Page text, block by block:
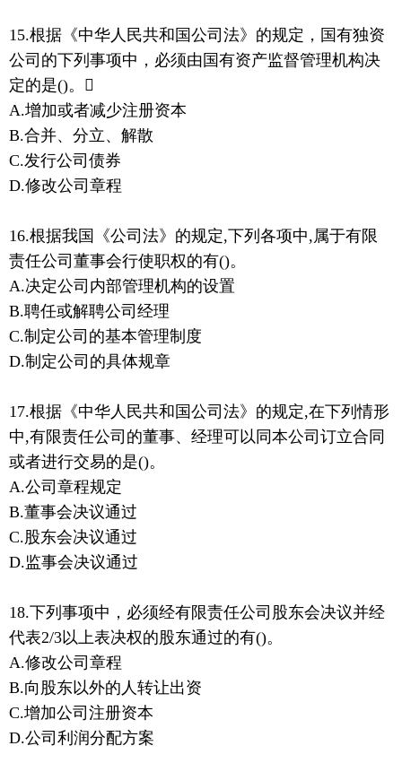
15.根据《中华人民共和国公司法》的规定，国有独资
公司的下列事项中，必须由国有资产监督管理机构决
定的是()。
A.增加或者减少注册资本
B.合并、分立、解散
C.发行公司债券
D.修改公司章程
16.根据我国《公司法》的规定,下列各项中,属于有限
责任公司董事会行使职权的有()。
A.决定公司内部管理机构的设置
B.聘任或解聘公司经理
C.制定公司的基本管理制度
D.制定公司的具体规章
17.根据《中华人民共和国公司法》的规定,在下列情形
中,有限责任公司的董事、经理可以同本公司订立合同
或者进行交易的是()。
A.公司章程规定
B.董事会决议通过
C.股东会决议通过
D.监事会决议通过
18.下列事项中，必须经有限责任公司股东会决议并经
代表2/3以上表决权的股东通过的有()。
A.修改公司章程
B.向股东以外的人转让出资
C.增加公司注册资本
D.公司利润分配方案